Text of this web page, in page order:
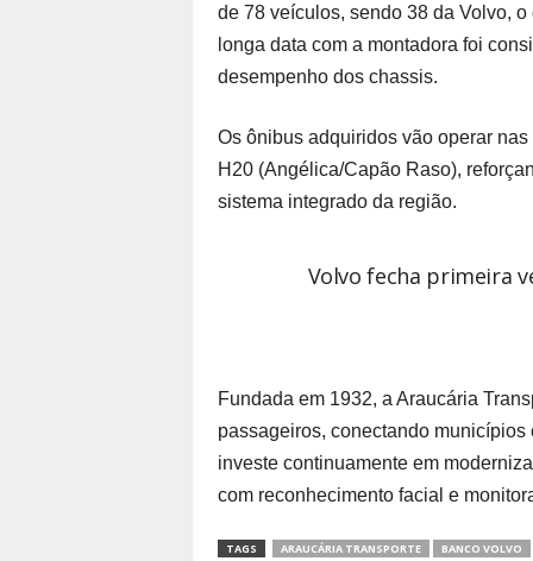
de 78 veículos, sendo 38 da Volvo,
longa data com a montadora foi
desempenho dos chassis.
Os ônibus adquiridos vão operar
H20 (Angélica/Capão Raso),
sistema integrado da região.
Volvo fecha primeira
Fundada em 1932, a Araucária
passageiros, conectando
investe continuamente em
com reconhecimento facial e
TAGS ARAUCÁRIA TRANSPORTE
BANCO VOLVO